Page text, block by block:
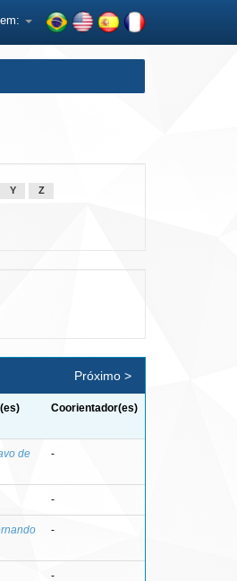
Y Z
Próximo >
Coorientador(es)
de
-
-
-
-